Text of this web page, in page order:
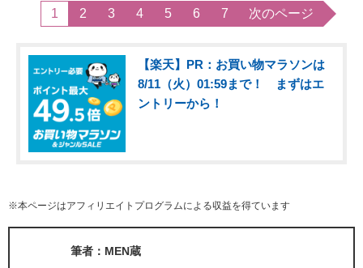
1 2 3 4 5 6 7 次のページ
【楽天】PR：お買い物マラソンは
8/11（火）01:59まで！ まずはエ
ントリーから！
※本ページはアフィリエイトプログラムによる収益を得ています
筆者：MEN蔵